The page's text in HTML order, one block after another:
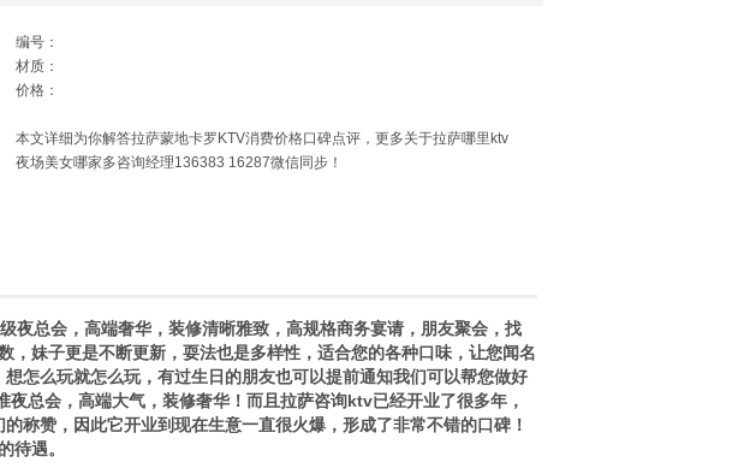
编号：
材质：
价格：
本文详细为你解答拉萨蒙地卡罗KTV消费价格口碑点评，更多关于拉萨哪里ktv
夜场美女哪家多咨询经理136383 16287微信同步！
总会，高端奢华，装修清晰雅致，高规格商务宴请，朋友聚会，找
妹子更是不断更新，耍法也是多样性，适合您的各种口味，让您闻名
怎么玩就怎么玩，有过生日的朋友也可以提前通知我们可以帮您做好
总会，高端大气，装修奢华！而且拉萨咨询ktv已经开业了很多年，
称赞，因此它开业到现在生意一直很火爆，形成了非常不错的口碑！
待遇。